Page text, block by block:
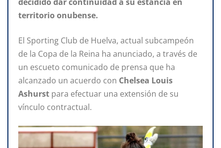
territorio onubense.
El Sporting Club de Huelva, actual subcampeón
de la Copa de la Reina ha anunciado, a través de
un escueto comunicado de prensa que ha
alcanzado un acuerdo con Chelsea Louis
Ashurst para efectuar una extensión de su
vínculo contractual.